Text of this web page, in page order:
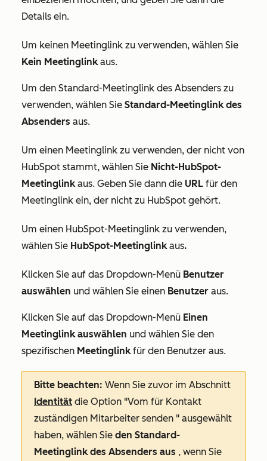
Details ein.
Um keinen Meetinglink zu verwenden, wählen Sie
Kein Meetinglinkaus.
Um den Standard-Meetinglink des Absenders zu
verwenden, wählen Sie Standard-Meetinglink des
Absenders aus.
Um einen Meetinglink zu verwenden, der nicht von
HubSpot stammt, wählen Sie Nicht-HubSpot-
Meetinglinkaus. Geben Sie dann die URL für den
Meetinglink ein, der nicht zu HubSpot gehört.
Um einen HubSpot-Meetinglink zu verwenden,
wählen Sie HubSpot-Meetinglinkaus.
Klicken Sie auf das Dropdown-Menü Benutzer
auswählen und wählen Sie einen Benutzer aus.
Klicken Sie auf das Dropdown-Menü Einen
Meetinglink auswählen und wählen Sie den
spezifischen Meetinglinkfür den Benutzer aus.
Bitte beachten: Wenn Sie zuvor im Abschnitt
Identität die Option "Vom für Kontakt
zuständigen Mitarbeiter senden " ausgewählt
haben, wählen Sie den Standard-
Meetinglink des Absenders aus , wenn Sie